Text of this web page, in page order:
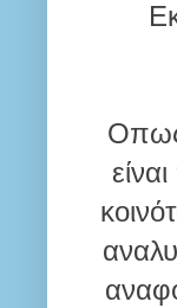
Οπως